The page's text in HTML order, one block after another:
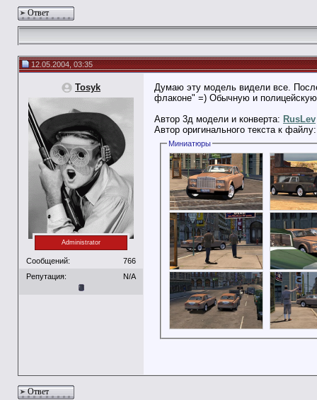
Ответ
12.05.2004, 03:35
Tosyk
Administrator
Сообщений:
766
Репутация:
N/A
Думаю эту модель видели все.
флаконе" =) Обычную и полицейскую
Автор 3д модели и конверта: RusLev
Автор оригинального текста к
Миниатюры
Ответ